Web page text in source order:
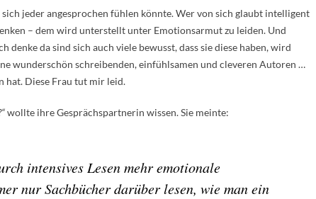
jeder angesprochen fühlen könnte. Wer von sich glaubt intelligent
– dem wird unterstellt unter Emotionsarmut zu leiden. Und
denke da sind sich auch viele bewusst, dass sie diese haben, wird
wunderschön schreibenden, einfühlsamen und cleveren Autoren …
hat. Diese Frau tut mir leid.
wollte ihre Gesprächspartnerin wissen. Sie meinte:
intensives Lesen mehr emotionale
nur Sachbücher darüber lesen, wie man ein